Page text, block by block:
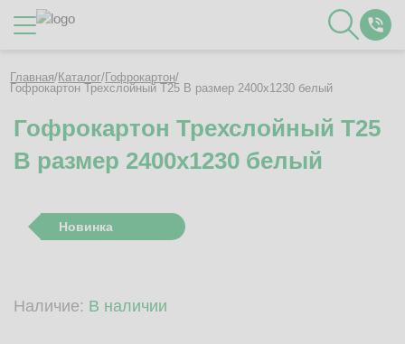
Каталог
О Компании
Контакты
Полезное
Вакансии
Гофротара с печатью
Главная/Каталог/Гофрокартон/
Гофрокартон Трехслойный Т25 B размер 2400x1230 белый
Гофрокартон Трехслойный Т25
B размер 2400x1230 белый
Новинка
Наличие: В наличии